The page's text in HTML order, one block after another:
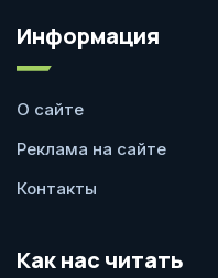
Информация
О сайте
Реклама на сайте
Контакты
Как нас читать